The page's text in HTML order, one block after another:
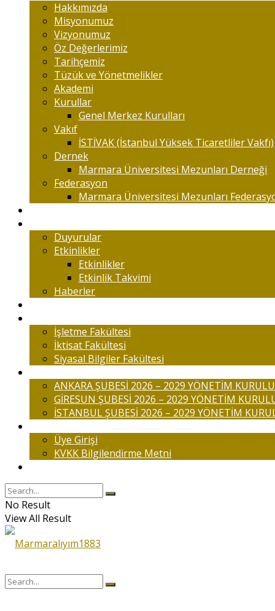
Hakkımızda
Misyonumuz
Vizyonumuz
Öz Değerlerimiz
Tarihçemiz
Tüzük ve Yönetmelikler
Akademi
Kurullar
Genel Merkez Kurulları
Vakıf
İSTİVAK (İstanbul Yüksek Ticaretliler Vakfı)
Dernek
Marmara Üniversitesi Mezunları Derneği
Federasyon
Marmara Üniversitesi Mezunları
Duyurular
Etkinlikler
Etkinlikler
Etkinlik Takvimi
Haberler
İşletme Fakültesi
İktisat Fakültesi
Siyasal Bilgiler Fakültesi
ANKARA ŞUBESİ 2026 – 2029 YÖNETİM KURULU
GİRESUN ŞUBESİ 2026 – 2029 YÖNETİM
İSTANBUL ŞUBESİ 2026 – 2029 YÖNETİM
Üye Girişi
KVKK Bilgilendirme Metni
No Result
View All Result